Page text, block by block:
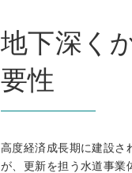
地下深く
要性
高度経済成長期に建設さ
が、更新を担う水道事業